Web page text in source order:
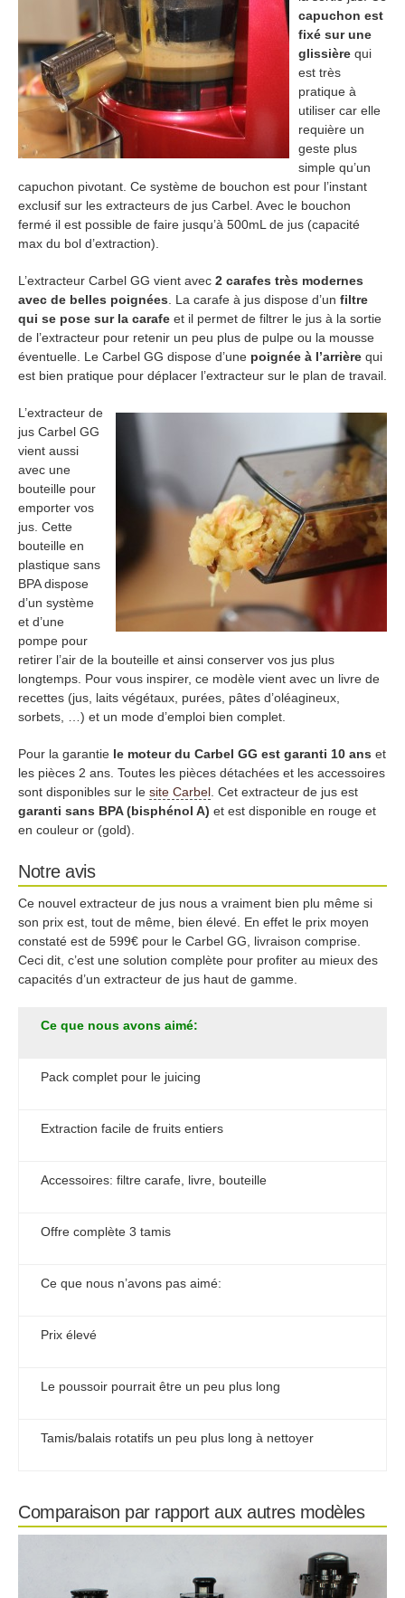
capuchon est
fixé sur une
glissière qui
est très
pratique à
utiliser car elle
requière un
geste plus
simple qu’un
capuchon pivotant. Ce système de bouchon est pour l’instant
exclusif sur les extracteurs de jus Carbel. Avec le bouchon
fermé il est possible de faire jusqu’à 500mL de jus (capacité
max du bol d’extraction).
L’extracteur Carbel GG vient avec 2 carafes très modernes
avec de belles poignées . La carafe à jus dispose d’un filtre
qui se pose sur la carafe et il permet de filtrer le jus à la sortie
de l’extracteur pour retenir un peu plus de pulpe ou la mousse
éventuelle. Le Carbel GG dispose d’une poignée à l’arrière qui
est bien pratique pour déplacer l’extracteur sur le plan de travail.
L’extracteur de
jus Carbel GG
vient aussi
avec une
bouteille pour
emporter vos
jus. Cette
bouteille en
plastique sans
BPA dispose
d’un système
et d’une
pompe pour
retirer l’air de la bouteille et ainsi conserver vos jus plus
longtemps. Pour vous inspirer, ce modèle vient avec un livre de
recettes (jus, laits végétaux, purées, pâtes d’oléagineux,
sorbets, …) et un mode d’emploi bien complet.
Pour la garantie le moteur du Carbel GG est garanti 10 ans et
les pièces 2 ans. Toutes les pièces détachées et les accessoires
sont disponibles sur le site Carbel . Cet extracteur de jus est
garanti sans BPA (bisphénol A) et est disponible en rouge et
en couleur or (gold).
Notre avis
Ce nouvel extracteur de jus nous a vraiment bien plu même si
son prix est, tout de même, bien élevé. En effet le prix moyen
constaté est de 599€ pour le Carbel GG, livraison comprise.
Ceci dit, c’est une solution complète pour profiter au mieux des
capacités d’un extracteur de jus haut de gamme.
Ce que nous avons aimé:
Pack complet pour le juicing
Extraction facile de fruits entiers
Accessoires: filtre carafe, livre, bouteille
Offre complète 3 tamis
Ce que nous n’avons pas aimé:
Prix élevé
Le poussoir pourrait être un peu plus long
Tamis/balais rotatifs un peu plus long à nettoyer
Comparaison par rapport aux autres modèles